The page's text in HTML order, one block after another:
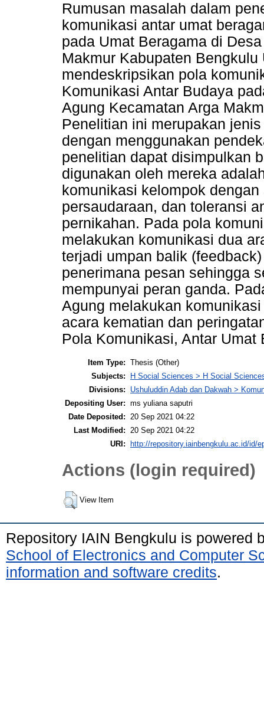
Rumusan masalah dalam
komunikasi antar umat
pada Umat Beragama di
Makmur Kabupaten
mendeskripsikan pola
Komunikasi Antar Budaya
Agung Kecamatan Arga
Penelitian ini merupakan
dengan menggunakan
penelitian dapat disimpulkan
digunakan oleh mereka
komunikasi kelompok
persaudaraan, dan toleransi
pernikahan. Pada pola
melakukan komunikasi dua
terjadi umpan balik
penerimana pesan sehingga
mempunyai peran ganda.
Agung melakukan
acara kematian dan
Pola Komunikasi, Antar Umat
Item Type: Thesis (Other)
Subjects:
H Social Sciences > H Social
Divisions:
Ushuluddin Adab dan Dakwah >
Depositing User: ms yuliana saputri
Date Deposited:
20 Sep 2021 04:22
Last Modified:
20 Sep 2021 04:22
URI:
http://repository.iainbengkulu.ac.id/id/
Actions (login required)
View Item
Repository IAIN Bengkulu is powered
School of Electronics and Computer
information and software credits.